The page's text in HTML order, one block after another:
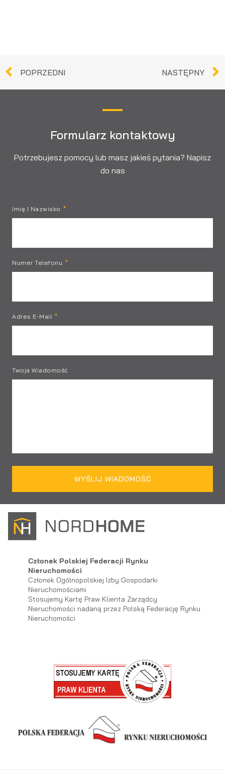
POPRZEDNI NASTĘPNY
Formularz kontaktowy
Potrzebujesz pomocy lub masz jakieś pytania? Napisz
do nas
Imię I Nazwisko
Numer Telefonu
Adres E-Mail
Twoja Wiadomość
WYŚLIJ WIADOMOŚĆ
Członek Polskiej Federacji Rynku
Nieruchomości
Członek Ogólnopolskiej Izby Gospodarki
Nieruchomościami
Stosujemy Kartę Praw Klienta Zarządcy
Nieruchomości nadaną przez Polską Federację Rynku
Nieruchomości